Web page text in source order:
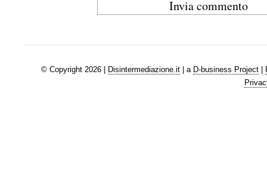
© Copyright 2026 | Disintermediazione.it| a D-business Project|